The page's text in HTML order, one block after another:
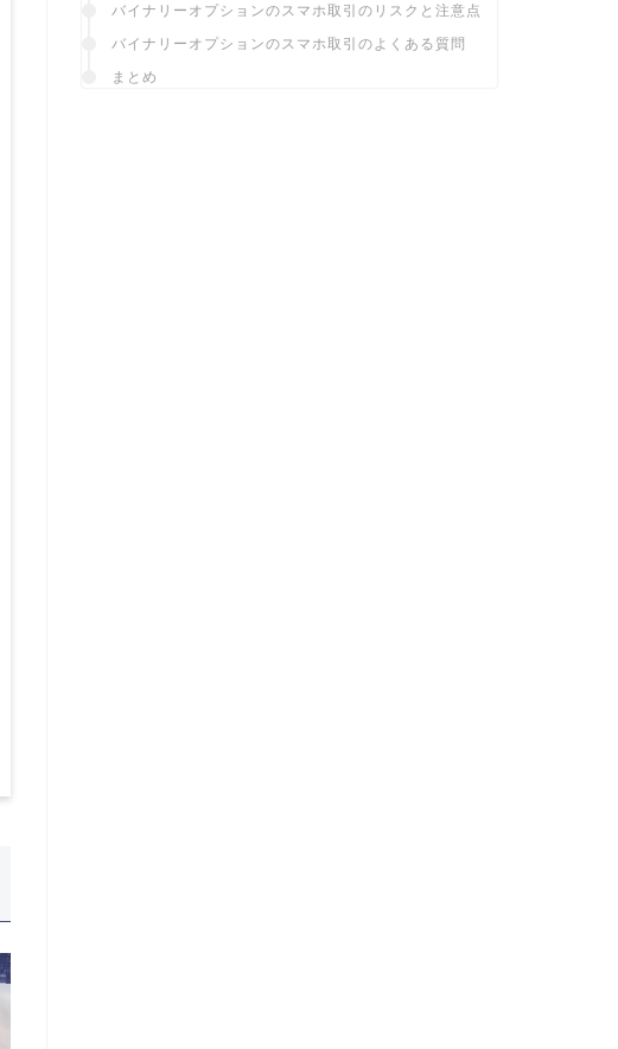
バイナリーオプションのスマホ取引のリスクと注意点
バイナリーオプションのスマホ取引のよくある質問
まとめ